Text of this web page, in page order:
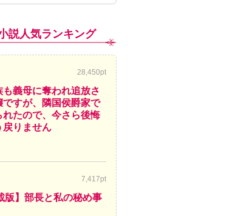
説人気ランキング
28,450pt
義母に奪われ追放さ
ですが、隣国侯爵家で
れたので、今さら後悔
戻りません
7,417pt
版】部長と私の秘め事